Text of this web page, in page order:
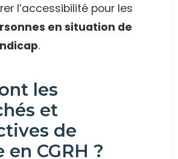
l’accessibilité pour les
en situation de
.
les
et
de
en CGRH ?